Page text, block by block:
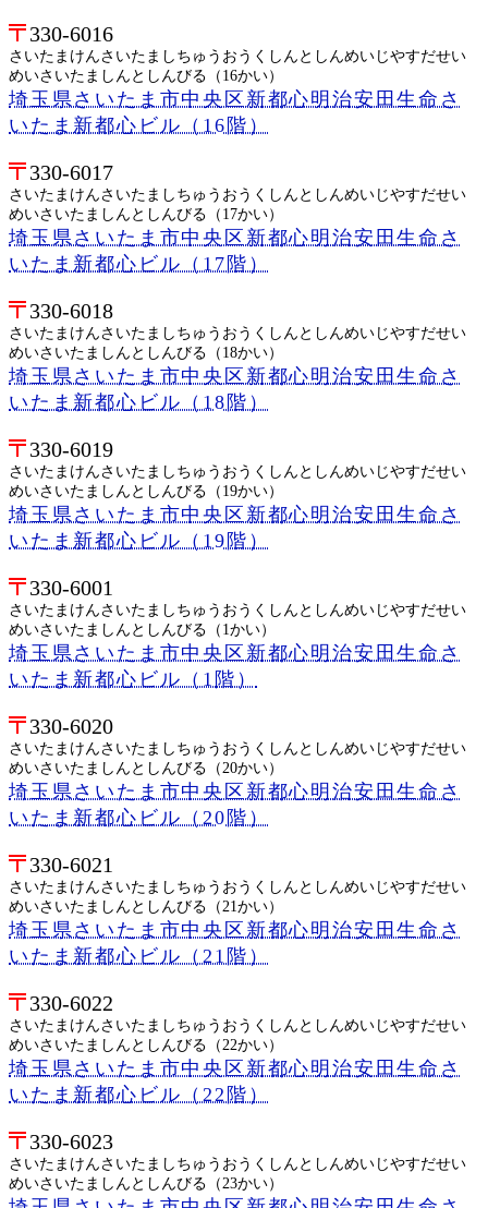
330-6016
さいたまけんさいたましちゅうおうくしんとしんめいじやすだせい
めいさいたましんとしんびる（16かい）
埼玉県さいたま市中央区新都心明治安田生命さ
いたま新都心ビル（16階）
330-6017
さいたまけんさいたましちゅうおうくしんとしんめいじやすだせい
めいさいたましんとしんびる（17かい）
埼玉県さいたま市中央区新都心明治安田生命さ
いたま新都心ビル（17階）
330-6018
さいたまけんさいたましちゅうおうくしんとしんめいじやすだせい
めいさいたましんとしんびる（18かい）
埼玉県さいたま市中央区新都心明治安田生命さ
いたま新都心ビル（18階）
330-6019
さいたまけんさいたましちゅうおうくしんとしんめいじやすだせい
めいさいたましんとしんびる（19かい）
埼玉県さいたま市中央区新都心明治安田生命さ
いたま新都心ビル（19階）
330-6001
さいたまけんさいたましちゅうおうくしんとしんめいじやすだせい
めいさいたましんとしんびる（1かい）
埼玉県さいたま市中央区新都心明治安田生命さ
いたま新都心ビル（1階）
330-6020
さいたまけんさいたましちゅうおうくしんとしんめいじやすだせい
めいさいたましんとしんびる（20かい）
埼玉県さいたま市中央区新都心明治安田生命さ
いたま新都心ビル（20階）
330-6021
さいたまけんさいたましちゅうおうくしんとしんめいじやすだせい
めいさいたましんとしんびる（21かい）
埼玉県さいたま市中央区新都心明治安田生命さ
いたま新都心ビル（21階）
330-6022
さいたまけんさいたましちゅうおうくしんとしんめいじやすだせい
めいさいたましんとしんびる（22かい）
埼玉県さいたま市中央区新都心明治安田生命さ
いたま新都心ビル（22階）
330-6023
さいたまけんさいたましちゅうおうくしんとしんめいじやすだせい
めいさいたましんとしんびる（23かい）